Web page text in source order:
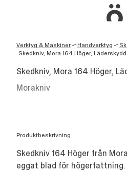
Verktyg & Maskiner/Handverktyg /
Skedkniv, Mora 164 Höger, Läderskydd
Skedkniv, Mora 164 Höger,
Morakniv
Produktbeskrivning
Skedkniv 164 Höger från
eggat blad för